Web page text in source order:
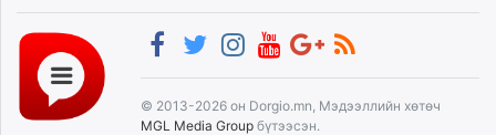
© 2013-2026 он Dorgio.mn, Мэдээллийн хөтөч
MGL Media Group бүтээсэн.